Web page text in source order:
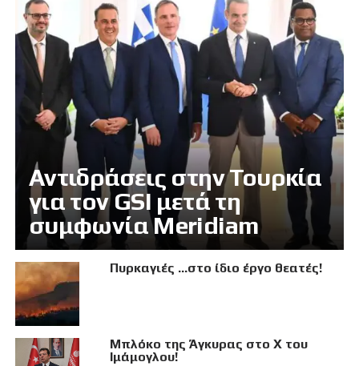
Αντιδράσεις στην Τουρκία
για τον GSI μετά τη
συμφωνία Meridiam
Πυρκαγιές …στο ίδιο έργο θεατές!
Μπλόκο της Άγκυρας στο X του
Ιμάμογλου!